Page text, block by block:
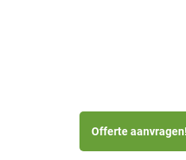
Offerte aanvragen!